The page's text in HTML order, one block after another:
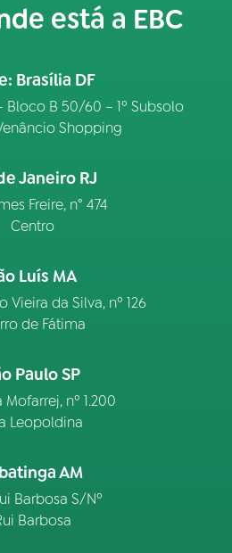
está a EBC
Brasília DF
Bloco B 50/60 – 1º Subsolo
Shopping
Janeiro RJ
Freire, n° 474
Centro
Luís MA
Vieira da Silva, nº 126
de Fátima
Paulo SP
nº 1.200
Leopoldina
AM
Barbosa S/Nº
Barbosa